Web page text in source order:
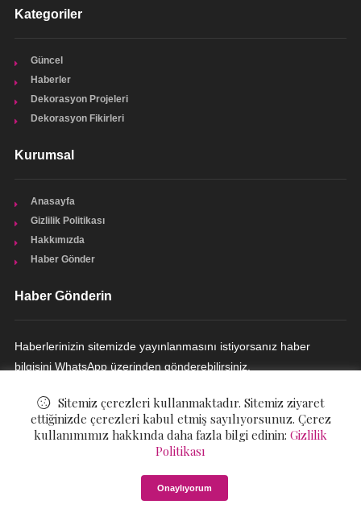
Kategoriler
Güncel
Haberler
Dekorasyon Projeleri
Dekorasyon Fikirleri
Kurumsal
Anasayfa
Gizlilik Politikası
Hakkımızda
Haber Gönder
Haber Gönderin
Haberlerinizin sitemizde yayınlanmasını istiyorsanız haber
bilgisini WhatsApp üzerinden gönderebilirsiniz.
Sitemiz çerezleri kullanmaktadır. Sitemiz ziyaret
ettiğinizde çerezleri kabul etmiş sayılıyorsunuz. Çerez
kullanımımız hakkında daha fazla bilgi edinin: Gizlilik
Politikası
Onaylıyorum